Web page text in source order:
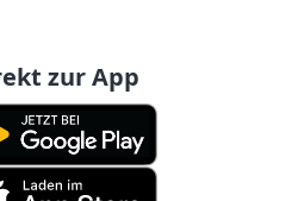
zur App